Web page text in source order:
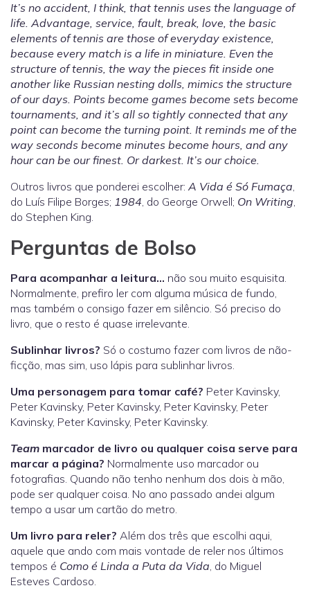
It’s no accident, I think, that tennis uses the language of
life. Advantage, service, fault, break, love, the basic
elements of tennis are those of everyday existence,
because every match is a life in miniature. Even the
structure of tennis, the way the pieces fit inside one
another like Russian nesting dolls, mimics the structure
of our days. Points become games become sets become
tournaments, and it’s all so tightly connected that any
point can become the turning point. It reminds me of the
way seconds become minutes become hours, and any
hour can be our finest. Or darkest. It’s our choice.
Outros livros que ponderei escolher: A Vida é Só Fumaça,
do Luís Filipe Borges; 1984, do George Orwell; On Writing,
do Stephen King.
Perguntas de Bolso
Para acompanhar a leitura… não sou muito esquisita.
Normalmente, prefiro ler com alguma música de fundo,
mas também o consigo fazer em silêncio. Só preciso do
livro, que o resto é quase irrelevante.
Sublinhar livros? Só o costumo fazer com livros de não-
ficção, mas sim, uso lápis para sublinhar livros.
Uma personagem para tomar café? Peter Kavinsky,
Peter Kavinsky, Peter Kavinsky, Peter Kavinsky, Peter
Kavinsky, Peter Kavinsky, Peter Kavinsky.
Team marcador de livro ou qualquer coisa serve para
marcar a página? Normalmente uso marcador ou
fotografias. Quando não tenho nenhum dos dois à mão,
pode ser qualquer coisa. No ano passado andei algum
tempo a usar um cartão do metro.
Um livro para reler? Além dos três que escolhi aqui,
aquele que ando com mais vontade de reler nos últimos
tempos é Como é Linda a Puta da Vida, do Miguel
Esteves Cardoso.